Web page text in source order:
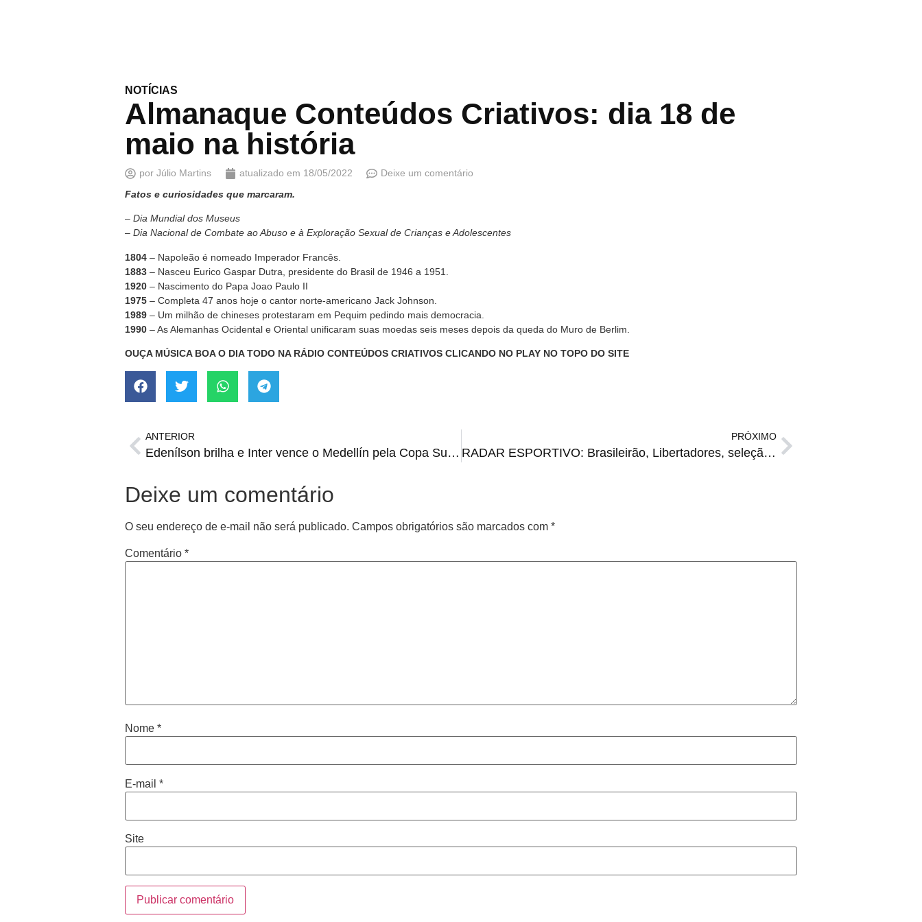
NOTÍCIAS
Almanaque Conteúdos Criativos: dia 18 de
maio na história
por Júlio Martins atualizado em 18/05/2022
Deixe um comentário
Fatos e curiosidades que marcaram.
– Dia Mundial dos Museus
– Dia Nacional de Combate ao Abuso e à Exploração Sexual de Crianças e Adolescentes
1804 – Napoleão é nomeado Imperador Francês.
1883 – Nasceu Eurico Gaspar Dutra, presidente do Brasil de 1946 a 1951.
1920 – Nascimento do Papa Joao Paulo II
1975 – Completa 47 anos hoje o cantor norte-americano Jack Johnson.
1989 – Um milhão de chineses protestaram em Pequim pedindo mais democracia.
1990 – As Alemanhas Ocidental e Oriental unificaram suas moedas seis meses depois da queda do Muro de Berlim.
OUÇA MÚSICA BOA O DIA TODO NA RÁDIO CONTEÚDOS CRIATIVOS CLICANDO NO PLAY NO TOPO DO SITE
ANTERIOR
Edenílson brilha e Inter vence o Medellín pela Copa Sul-Americana
PRÓXIMO
RADAR ESPORTIVO: Brasileirão, Libertadores, seleção, punição e mais
Deixe um comentário
O seu endereço de e-mail não será publicado. Campos obrigatórios são marcados com *
Comentário *
Nome *
E-mail *
Site